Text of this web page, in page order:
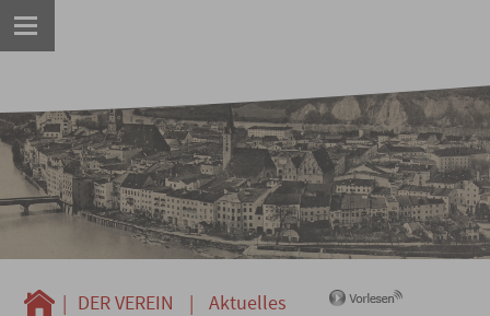
| DER VEREIN | Aktuelles